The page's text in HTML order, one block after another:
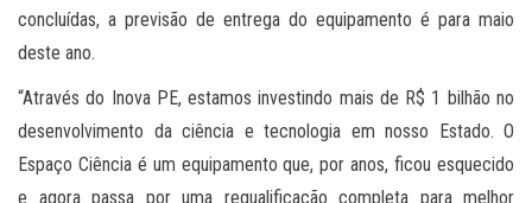
concluídas, a previsão de entrega do equipamento é para maio
deste ano.
“Através do Inova PE, estamos investindo mais de R$ 1 bilhão no
desenvolvimento da ciência e tecnologia em nosso Estado. O
Espaço Ciência é um equipamento que, por anos, ficou esquecido
e agora passa por uma requalificação completa para melhor